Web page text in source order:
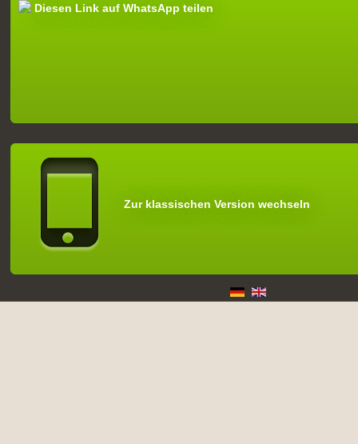
Diesen Link auf WhatsApp teilen
Zur klassischen Version wechseln